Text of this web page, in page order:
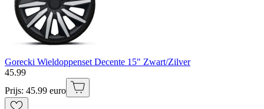
Gorecki Wieldoppenset Decente 15" Zwart/Zilver
45.99
Prijs: 45.99 euro